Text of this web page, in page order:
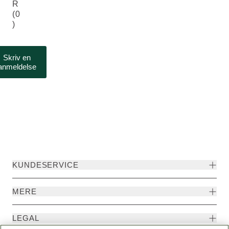
R
(0
)
Skriv en
KUNDESERVICE
MERE
LEGAL